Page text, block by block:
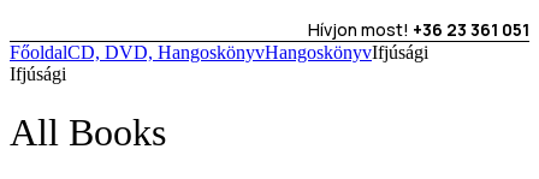
Hívjon most! +36 23 361 051
FőoldalCD, DVD, HangoskönyvHangoskönyvIfjúsági
Ifjúsági
All Books